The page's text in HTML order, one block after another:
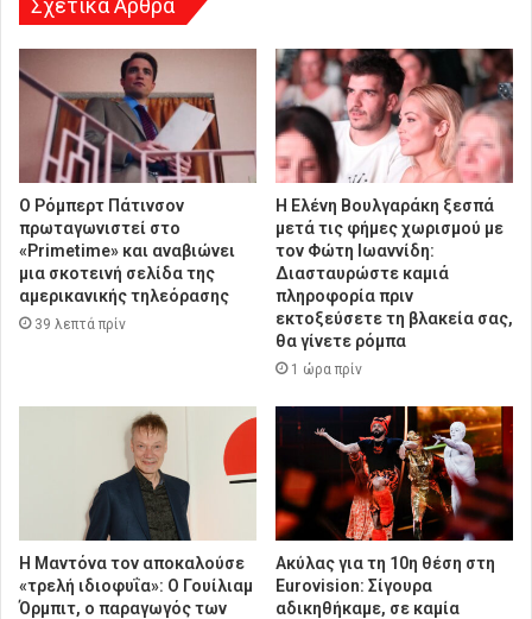
Σχετικά Άρθρα
Ο Ρόμπερτ Πάτινσον
πρωταγωνιστεί στο
«Primetime» και αναβιώνει
μια σκοτεινή σελίδα της
αμερικανικής τηλεόρασης
39 λεπτά πρίν
Η Ελένη Βουλγαράκη ξεσπά
μετά τις φήμες χωρισμού με
τον Φώτη Ιωαννίδη:
Διασταυρώστε καμιά
πληροφορία πριν
εκτοξεύσετε τη βλακεία σας,
θα γίνετε ρόμπα
1 ώρα πρίν
Η Μαντόνα τον αποκαλούσε
«τρελή ιδιοφυΐα»: Ο Γουίλιαμ
Όρμπιτ, ο παραγωγός των
Ακύλας για τη 10η θέση στη
Eurovision: Σίγουρα
αδικηθήκαμε, σε καμία